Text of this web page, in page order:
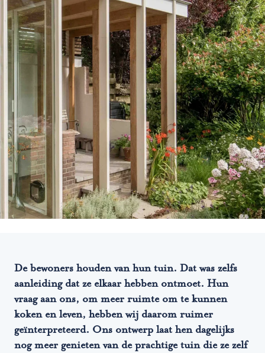
De bewoners houden van hun tuin. Dat was zelfs
aanleiding dat ze elkaar hebben ontmoet. Hun
vraag aan ons, om meer ruimte om te kunnen
koken en leven, hebben wij daarom ruimer
geïnterpreteerd. Ons ontwerp laat hen dagelijks
nog meer genieten van de prachtige tuin die ze zelf